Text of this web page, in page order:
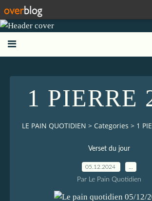
1 PIERRE
LE PAIN QUOTIDIEN > Categories > 1
Verset du jour
05.12.2024
Par Le Pain Quotidien